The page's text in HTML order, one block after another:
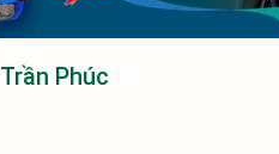
Trần Phúc